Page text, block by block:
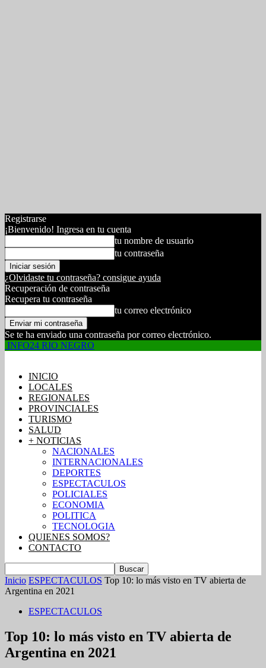
Registrarse
¡Bienvenido! Ingresa en tu cuenta
tu nombre de usuario
tu contraseña
¿Olvidaste tu contraseña? consigue ayuda
Recuperación de contraseña
Recupera tu contraseña
tu correo electrónico
Se te ha enviado una contraseña por correo electrónico.
INFO24 RIO NEGRO
INICIO
LOCALES
REGIONALES
PROVINCIALES
TURISMO
SALUD
+ NOTICIAS
NACIONALES
INTERNACIONALES
DEPORTES
ESPECTACULOS
POLICIALES
ECONOMIA
POLITICA
TECNOLOGIA
QUIENES SOMOS?
CONTACTO
Inicio ESPECTACULOS Top 10: lo más visto en TV abierta de
Argentina en 2021
ESPECTACULOS
Top 10: lo más visto en TV abierta de
Argentina en 2021